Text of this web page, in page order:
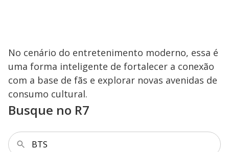
No cenário do entretenimento moderno, essa é
uma forma inteligente de fortalecer a conexão
com a base de fãs e explorar novas avenidas de
consumo cultural.
Busque no R7
BTS